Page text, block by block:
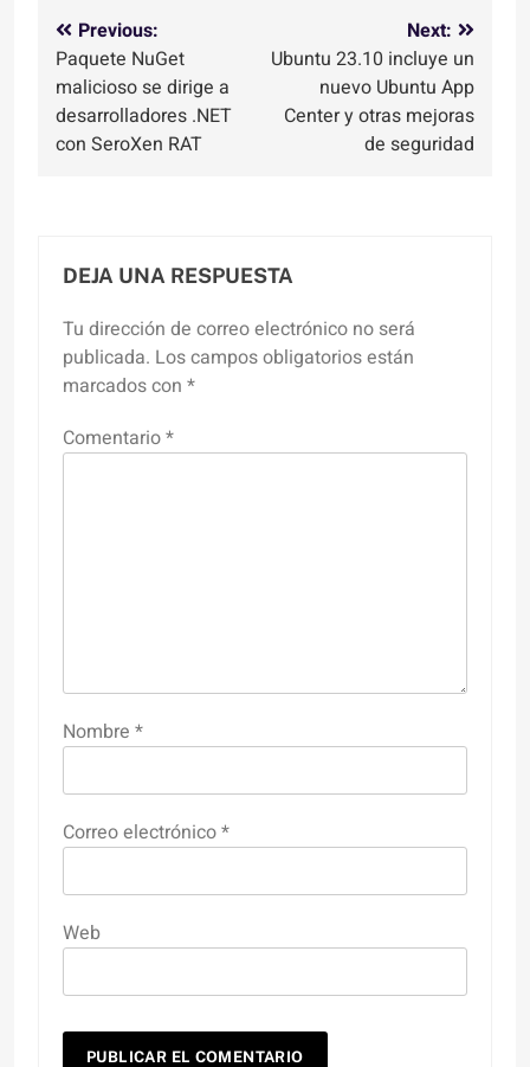
Navegación
de
entradas
Previous:
Paquete NuGet
malicioso se dirige a
desarrolladores .NET
con SeroXen RAT
Next:
Ubuntu 23.10 incluye un
nuevo Ubuntu App
Center y otras mejoras
de seguridad
DEJA UNA RESPUESTA
Tu dirección de correo electrónico no será
publicada. Los campos obligatorios están
marcados con *
Comentario*
Nombre *
Correo electrónico*
Web